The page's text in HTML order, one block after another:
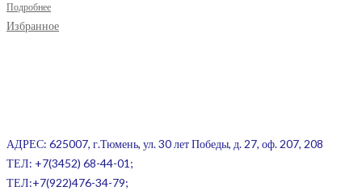
Подробнее
Избранное
АДРЕС: 625007, г.Тюмень, ул. 30 лет Победы, д. 27, оф. 207, 208
ТЕЛ: +7(3452) 68-44-01;
ТЕЛ:+7(922)476-34-79;